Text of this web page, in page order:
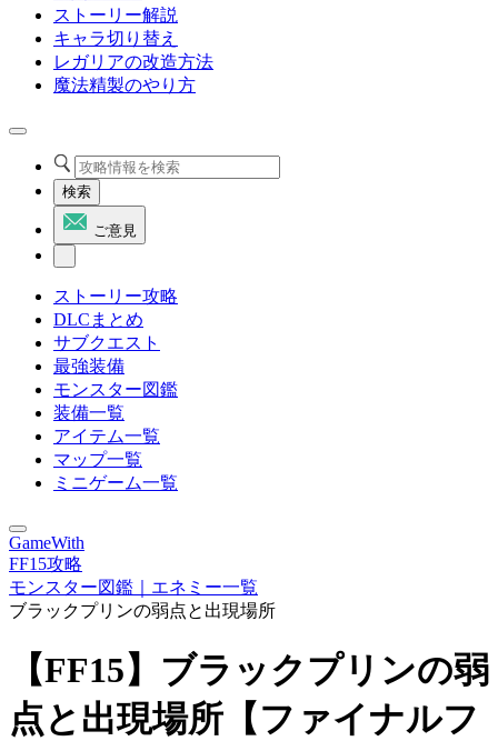
ストーリー解説
キャラ切り替え
レガリアの改造方法
魔法精製のやり方
検索
ご意見
ストーリー攻略
DLCまとめ
サブクエスト
最強装備
モンスター図鑑
装備一覧
アイテム一覧
マップ一覧
ミニゲーム一覧
GameWith
FF15攻略
モンスター図鑑｜エネミー一覧
ブラックプリンの弱点と出現場所
【FF15】ブラックプリンの弱
点と出現場所【ファイナルフ